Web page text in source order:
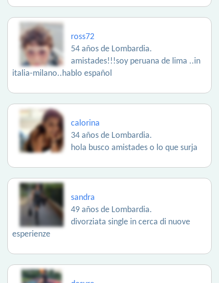
ross72
54 años de Lombardia.
amistades!!!soy peruana de lima ..in
italia-milano..hablo español
calorina
34 años de Lombardia.
hola busco amistades o lo que surja
sandra
49 años de Lombardia.
divorziata single in cerca di nuove
esperienze